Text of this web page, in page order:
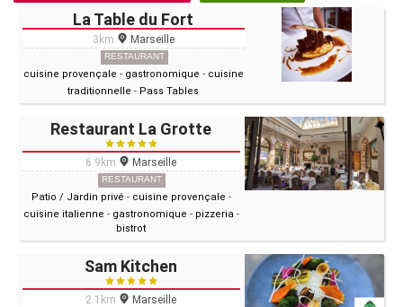
La Table du Fort
3km Marseille
RESTAURANT
cuisine provençale - gastronomique - cuisine
traditionnelle - Pass Tables
Restaurant La Grotte
6.9km Marseille
RESTAURANT
Patio / Jardin privé - cuisine provençale -
cuisine italienne - gastronomique - pizzeria -
bistrot
Sam Kitchen
2.1km Marseille